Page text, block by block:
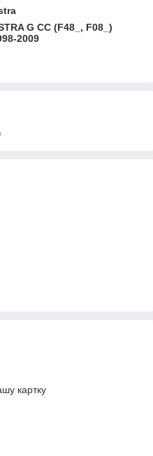
G CC (F48_, F08_)
2009
картку